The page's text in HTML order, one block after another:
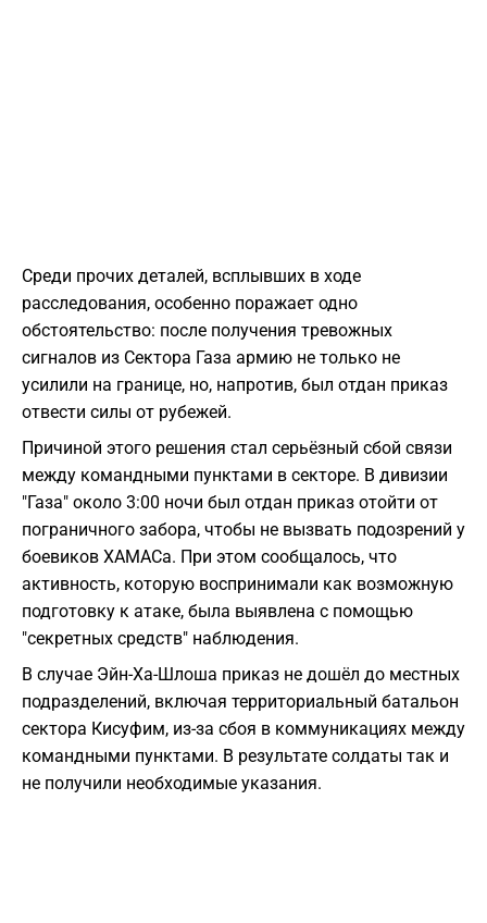
Среди прочих деталей, всплывших в ходе
расследования, особенно поражает одно
обстоятельство: после получения тревожных
сигналов из Сектора Газа армию не только не
усилили на границе, но, напротив, был отдан приказ
отвести силы от рубежей.
Причиной этого решения стал серьёзный сбой связи
между командными пунктами в секторе. В дивизии
"Газа" около 3:00 ночи был отдан приказ отойти от
пограничного забора, чтобы не вызвать подозрений у
боевиков ХАМАСа. При этом сообщалось, что
активность, которую воспринимали как возможную
подготовку к атаке, была выявлена с помощью
"секретных средств" наблюдения.
В случае Эйн-Ха-Шлоша приказ не дошёл до местных
подразделений, включая территориальный батальон
сектора Кисуфим, из-за сбоя в коммуникациях между
командными пунктами. В результате солдаты так и
не получили необходимые указания.